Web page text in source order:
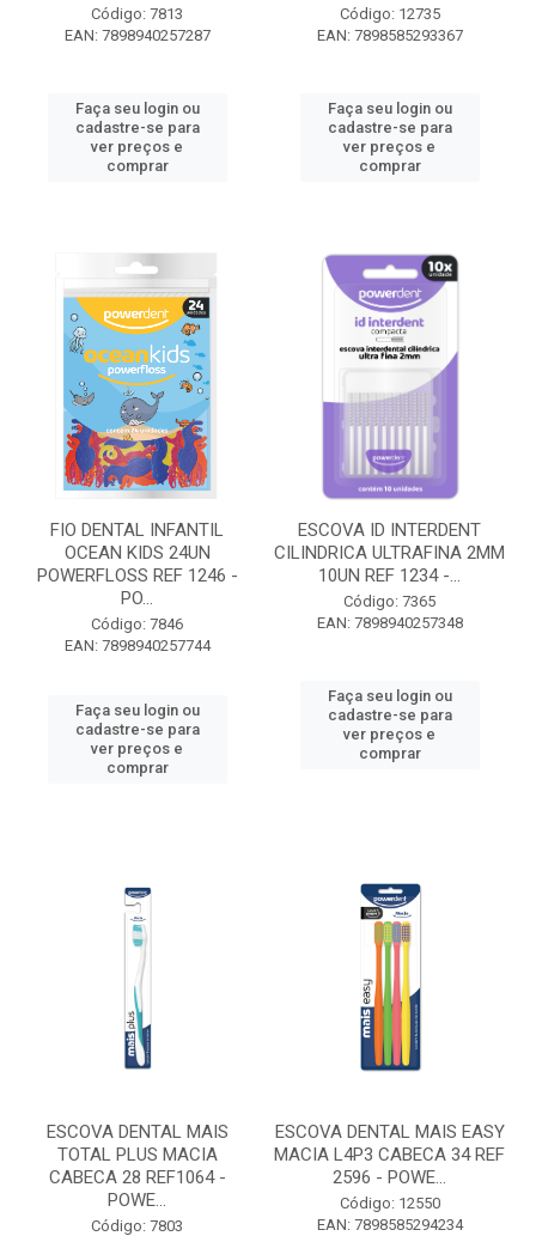
Código: 7813
EAN: 7898940257287
Faça seu login ou
cadastre-se para
ver preços e
comprar
Código: 12735
EAN: 7898585293367
Faça seu login ou
cadastre-se para
ver preços e
comprar
FIO DENTAL INFANTIL
OCEAN KIDS 24UN
POWERFLOSS REF 1246 -
PO...
Código: 7846
EAN: 7898940257744
Faça seu login ou
cadastre-se para
ver preços e
comprar
ESCOVA ID INTERDENT
CILINDRICA ULTRAFINA 2MM
10UN REF 1234 -...
Código: 7365
EAN: 7898940257348
Faça seu login ou
cadastre-se para
ver preços e
comprar
ESCOVA DENTAL MAIS
TOTAL PLUS MACIA
CABECA 28 REF1064 -
POWE...
Código: 7803
ESCOVA DENTAL MAIS EASY
MACIA L4P3 CABECA 34 REF
2596 - POWE...
Código: 12550
EAN: 7898585294234